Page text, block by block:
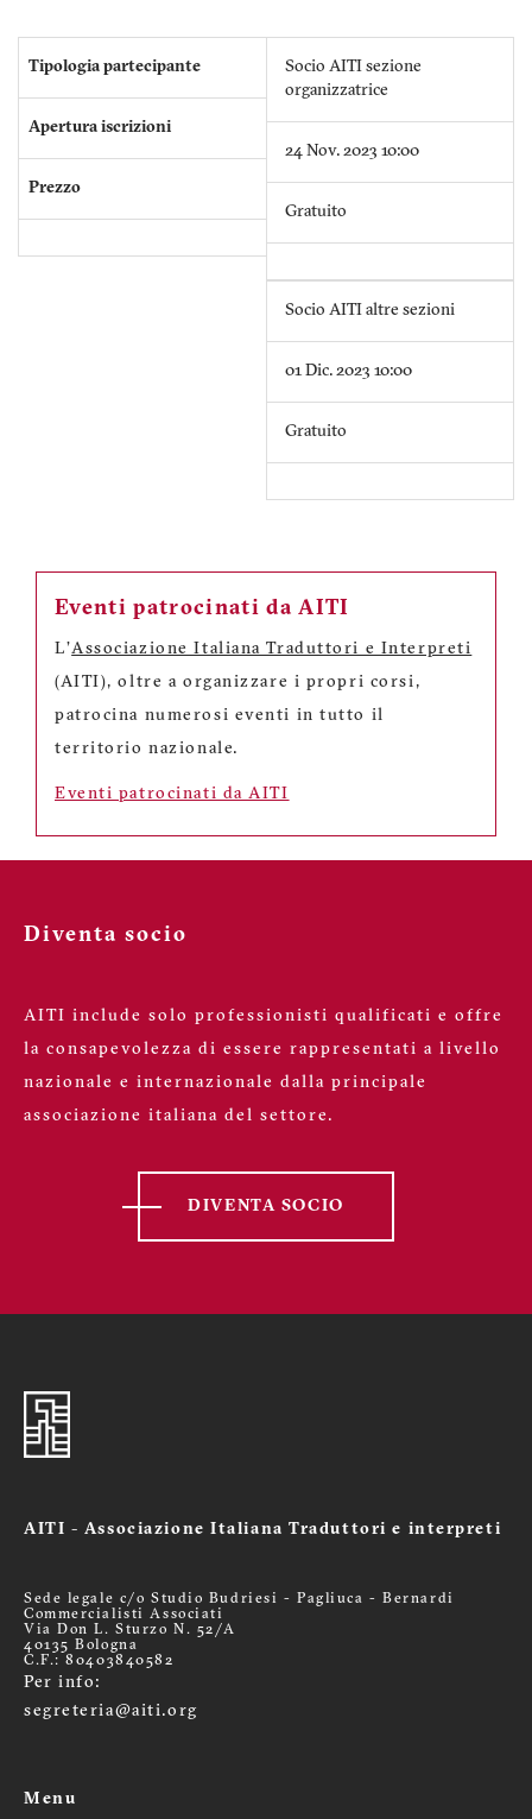
Tipologia partecipante
Apertura iscrizioni
Prezzo
Socio AITI sezione
organizzatrice
24 Nov. 2023 10:00
Gratuito
Socio AITI altre sezioni
01 Dic. 2023 10:00
Gratuito
Eventi patrocinati da AITI
L'Associazione Italiana Traduttori e Interpreti
(AITI), oltre a organizzare i propri corsi,
patrocina numerosi eventi in tutto il
territorio nazionale.
Eventi patrocinati da AITI
Diventa socio
AITI include solo professionisti qualificati e offre
la consapevolezza di essere rappresentati a livello
nazionale e internazionale dalla principale
associazione italiana del settore.
DIVENTA SOCIO
AITI - Associazione Italiana Traduttori e interpreti
Sede legale c/o Studio Budriesi - Pagliuca - Bernardi
Commercialisti Associati
Via Don L. Sturzo N. 52/A
40135 Bologna
C.F.: 80403840582
Per info:
segreteria@aiti.org
Menu